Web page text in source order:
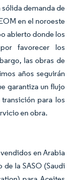
demanda de
en el noroeste
abierto donde los
favorecer los
las obras de
años seguirán
garantiza un flujo
para los
en obra.
en Arabia
la SASO (Saudi